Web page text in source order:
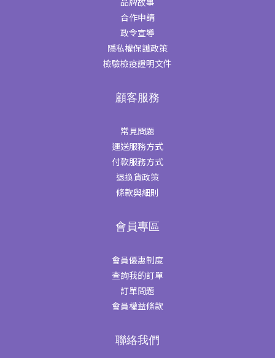
合作申請
政令宣導
隱私權保護政策
檢驗檢疫證明文件
顧客服務
常見問題
運送服務方式
付款服務方式
退換貨政策
條款與細則
會員專區
會員優惠制度
查詢我的訂單
訂單問題
會員權益條款
聯絡我們